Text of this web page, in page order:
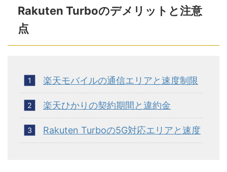
Rakuten Turboのデメリットと注意
点
楽天モバイルの通信エリアと速度制限
楽天ひかりの契約期間と違約金
Rakuten Turboの5G対応エリアと速度